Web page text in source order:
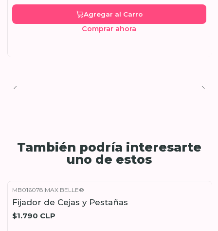
Agregar al Carro
Comprar ahora
También podría interesarte
uno de estos
MB016078|MAX BELLE®
Fijador de Cejas y Pestañas
$1.790 CLP